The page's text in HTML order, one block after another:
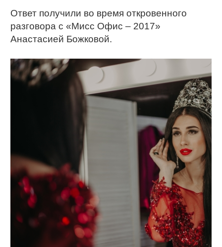
Participants
Gallery
Ответ получили во время откровенного
разговора с «Мисс Офис – 2017»
Анастасией Божковой.